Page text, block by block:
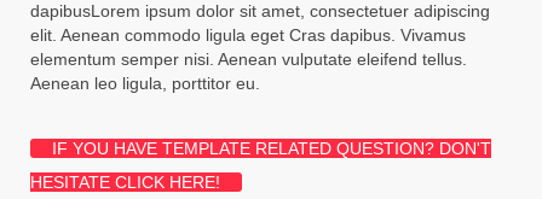
dapibusLorem ipsum dolor sit amet, consectetuer adipiscing
elit. Aenean commodo ligula eget Cras dapibus. Vivamus
elementum semper nisi. Aenean vulputate eleifend tellus.
Aenean leo ligula, porttitor eu.
IF YOU HAVE TEMPLATE RELATED QUESTION? DON'T
HESITATE CLICK HERE!